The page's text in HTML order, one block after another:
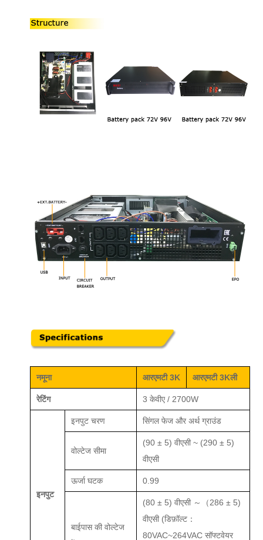
नमूना आरएमटी3K आरएमटी3Kली
रेटिंग 3 केवीए / 2700W
इनपुट
इनपुट चरण सिंगल फेज और अर्थ ग्राउंड
वोल्टेज सीमा
(90 ± 5) वीएसी ~ (290 ± 5)
वीएसी
ऊर्जा घटक 0.99
बाईपास की वोल्टेज
(80 ± 5) वीएसी ～（286 ± 5)
वीएसी(डिफ़ॉल्ट：
80VAC~264VAC सॉफ्टवेयर